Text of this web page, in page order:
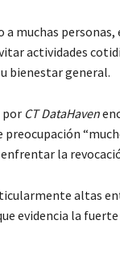
a muchas
actividades
bienestar general.
por CT DataHaven
la
altas
evidencia la